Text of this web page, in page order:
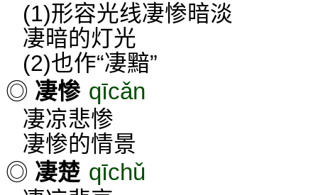
(1)形容光线凄惨暗淡
凄暗的灯光
(2)也作“凄黯”
◎ 凄惨 qīcǎn
凄凉悲惨
凄惨的情景
◎ 凄楚 qīchǔ